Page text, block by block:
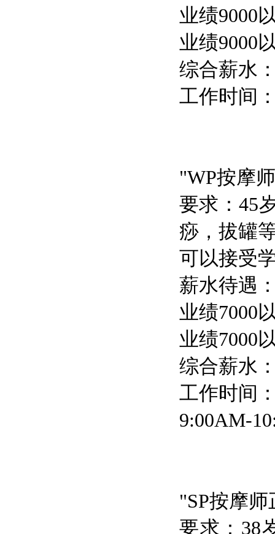
业绩9000
业绩9000
综合薪水
工作时间
"WP按摩
要求：45
痧，拔罐
可以接受
薪水待遇
业绩7000
业绩7000
综合薪水
工作时间
9:00AM-
"SP按摩
要求：38